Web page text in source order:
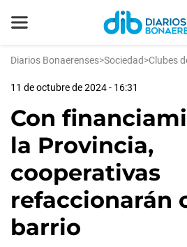
Diarios Bonaerenses>Sociedad>Clubes
11 de octubre de 2024 - 16:31
Con
la Provincia,
cooperativas
refaccionarán
barrio